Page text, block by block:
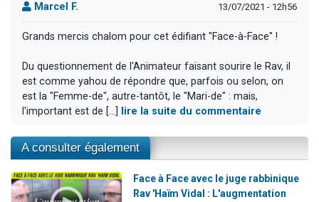
Marcel F. 13/07/2021 - 12h56
Grands mercis chalom pour cet édifiant "Face-à-Face" !
Du questionnement de l'Animateur faisant sourire le Rav, il
est comme yahou de répondre que, parfois ou selon, on
est la "Femme-de", autre-tantôt, le "Mari-de" : mais,
l'important est de [...]
lire la suite du commentaire
A consulter également
Face à Face avec le juge rabbinique
Rav 'Haïm Vidal : L'augmentation